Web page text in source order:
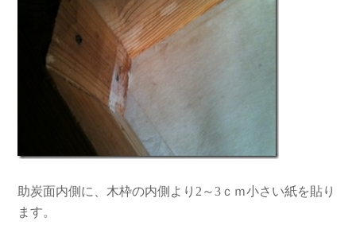
助炭面内側に、木枠の内側より2～3ｃｍ小さい紙を貼り
ます。